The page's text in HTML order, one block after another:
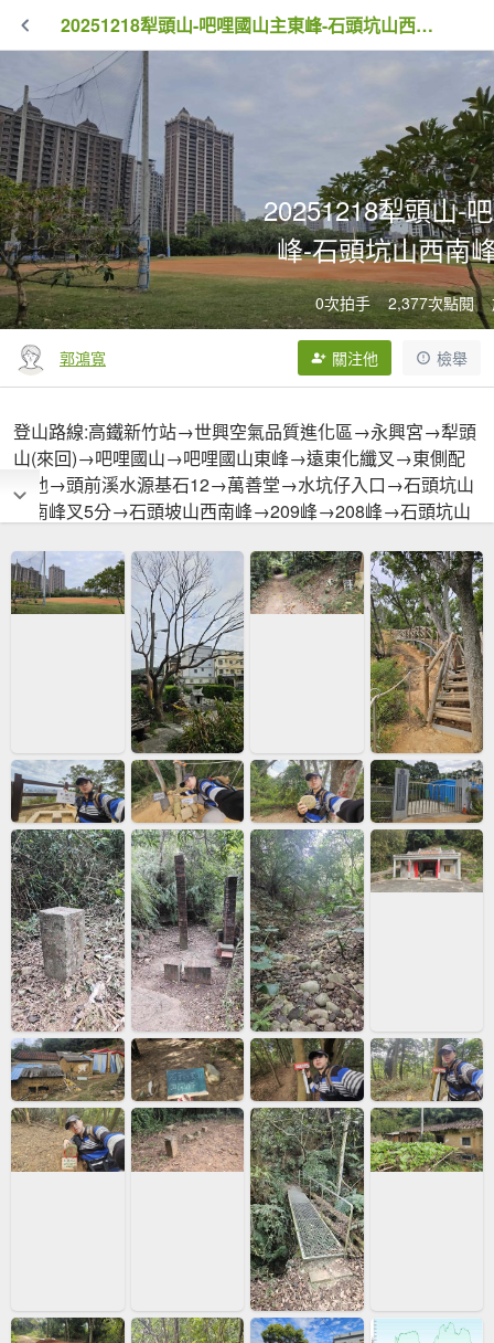
20251218犁頭山-吧哩國山主東峰-石頭坑山西南峰-石頭坑山
20251218犁頭山-
峰-石頭坑山西南
0次拍手 2,377次點閱
郭鴻寬 關注他 檢舉
登山路線:高鐵新竹站→世興空氣品質進化區→永興宮→犁頭
山(來回)→吧哩國山→吧哩國山東峰→遠東化纖叉→東側配
水池→頭前溪水源基石12→萬善堂→水坑仔入口→石頭坑山
西南峰叉5分→石頭坡山西南峰→209峰→208峰→石頭坑山
文山步道登→中油地標0594兩顆樹林中→水車頭站(班次很
少,建議還是往高鐵站方向切)